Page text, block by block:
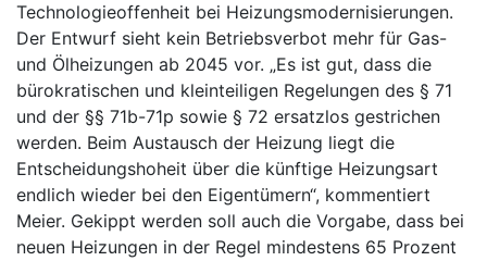
Technologieoffenheit bei Heizungsmodernisierungen.
Der Entwurf sieht kein Betriebsverbot mehr für Gas-
und Ölheizungen ab 2045 vor. „Es ist gut, dass die
bürokratischen und kleinteiligen Regelungen des § 71
und der §§ 71b-71p sowie § 72 ersatzlos gestrichen
werden. Beim Austausch der Heizung liegt die
Entscheidungshoheit über die künftige Heizungsart
endlich wieder bei den Eigentümern“, kommentiert
Meier. Gekippt werden soll auch die Vorgabe, dass bei
neuen Heizungen in der Regel mindestens 65 Prozent